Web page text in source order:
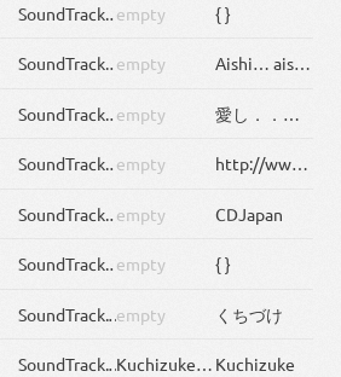
SoundTrack .Links[1]empty { }
SoundTrack .Lyrics.Romajiempty Aishi… aishiaeru to iu no? Kimi no kuchibiru wo fusagu yo Me to tojite tsumi bukaki kuchizuke Aishi… aishiaeru sa kitto kimi no kubisuji ni tsukitate Me wo tojite tsumi bukaki kuchizuke Nido to modorenai sore de ii Mayonaka wo mitsumete wain nomihosu Aishi… aishiau no sa motto hageshii kawaki ni kuruisou Me wo tojite tsumi bukaki kuchizuke Omae no nioi kuruwaseru Mayonaka ni mezamete kyouki ai nomihosu Oide kono ude no naka “Acchi no yami wa nigai zo” Kimi wa madoi yurameku Yagate eien ni naru “Kocchi no yami wa amai zo” Boku wa fukaku tsukisasu Omae no nioi kuruwaseru Mayonaka ni mezamete kyouki ai nomihosu Oide kono ude no naka “Acchi no yami wa nigai yo” Kimi wa madoi yurameku Yagate eien ni naru “Kocchi no yami wa amai zo” Boku wa fukaku tsukisasu Oide kono ude no naka “Acchi no yami wa nigai zo” Kimi wa sukoshi hohoemu Kore de eien ni naru “Kocchi no yami wa amai zo” Boku wa fukaku tsukisasu
SoundTrack .Lyrics.Nativeempty 愛し．．愛し合えると言うの？ 君の唇を塞ぐよ 目を閉じて 罪深き くちづけ 愛し．．愛し合えるさ きっと 君の首筋に突き立て 目を閉じて 罪深き くちづけ 二度と戻れない それでいい 真夜中を見つめて ワイン飲み干す 愛し．．愛し合うのさ もっと 激しい渇きに狂いそう 目を閉じて 罪深き くちづけ お前の匂い 狂わせる 真夜中に目覚めて 狂気 愛 飲み干す おいでこの腕の中 “あっちの闇は苦いぞ” 君は惑い 揺らめく やがて永遠になる “こっちの闇は甘いぞ” 僕は深く 突き刺す お前の匂い 狂わせる 真夜中に目覚めて 狂気 愛 飲み干す おいでこの腕の中 “あっちの闇は苦いよ” 君は惑い 揺らめく やがて永遠になる “こっちの闇は甘いぞ” 僕は深く 突き刺す おいでこの腕の中 “あっちの闇は苦いぞ” 君は少し 微笑む これで永遠になる “こっちの闇は甘いぞ” 僕は深く 突き刺す
SoundTrack .Links[0].URLempty http://www.cdjapan.co.jp/product/BVCL-124
SoundTrack .Links[0].Titleempty CDJapan
SoundTrack .Links[0]empty { }
SoundTrack.Title.Nativeempty くちづけ
SoundTrack.Title.Canonical Kuchizuke BUCK-TICK Kuchizuke